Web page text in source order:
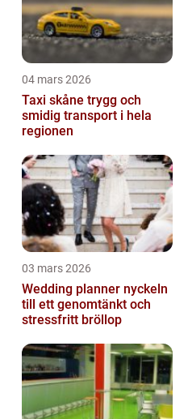
04 mars 2026
Taxi skåne trygg och
smidig transport i hela
regionen
03 mars 2026
Wedding planner nyckeln
till ett genomtänkt och
stressfritt bröllop